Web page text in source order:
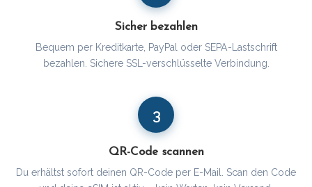
Sicher bezahlen
Bequem per Kreditkarte, PayPal oder SEPA-Lastschrift
bezahlen. Sichere SSL-verschlüsselte Verbindung.
3
QR-Code scannen
Du erhältst sofort deinen QR-Code per E-Mail. Scan den Code